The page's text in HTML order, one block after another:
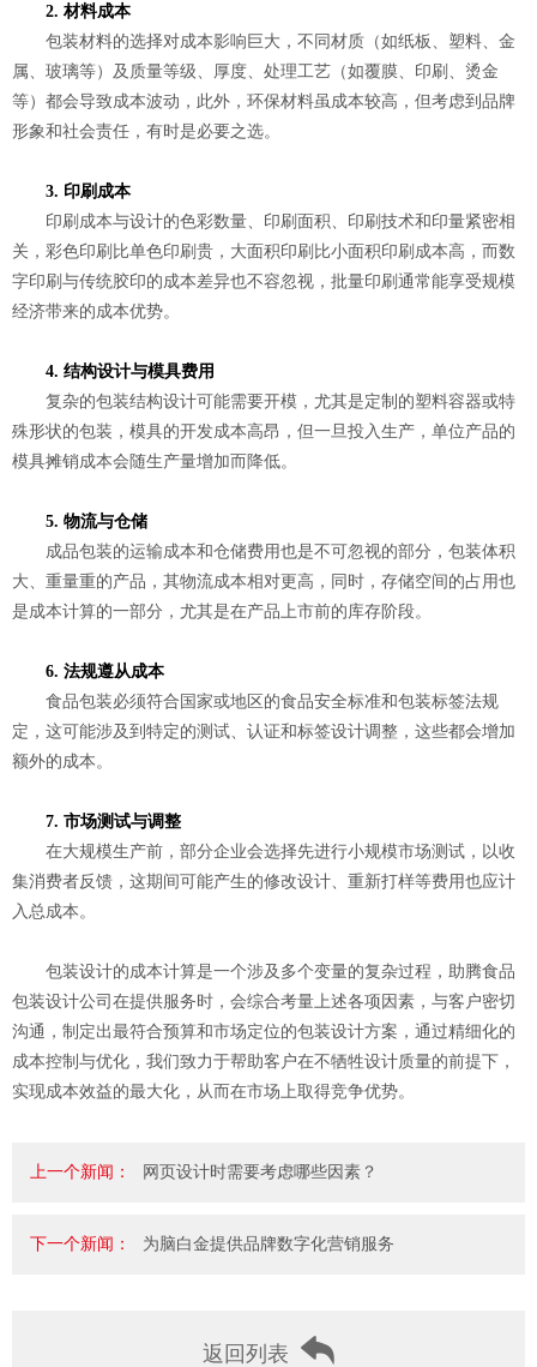
2. 材料成本
包装材料的选择对成本影响巨大，不同材质（如纸板、塑料、金
属、玻璃等）及质量等级、厚度、处理工艺（如覆膜、印刷、烫金
等）都会导致成本波动，此外，环保材料虽成本较高，但考虑到品牌
形象和社会责任，有时是必要之选。
3. 印刷成本
印刷成本与设计的色彩数量、印刷面积、印刷技术和印量紧密相
关，彩色印刷比单色印刷贵，大面积印刷比小面积印刷成本高，而数
字印刷与传统胶印的成本差异也不容忽视，批量印刷通常能享受规模
经济带来的成本优势。
4. 结构设计与模具费用
复杂的包装结构设计可能需要开模，尤其是定制的塑料容器或特
殊形状的包装，模具的开发成本高昂，但一旦投入生产，单位产品的
模具摊销成本会随生产量增加而降低。
5. 物流与仓储
成品包装的运输成本和仓储费用也是不可忽视的部分，包装体积
大、重量重的产品，其物流成本相对更高，同时，存储空间的占用也
是成本计算的一部分，尤其是在产品上市前的库存阶段。
6. 法规遵从成本
食品包装必须符合国家或地区的食品安全标准和包装标签法规
定，这可能涉及到特定的测试、认证和标签设计调整，这些都会增加
额外的成本。
7. 市场测试与调整
在大规模生产前，部分企业会选择先进行小规模市场测试，以收
集消费者反馈，这期间可能产生的修改设计、重新打样等费用也应计
入总成本。
包装设计的成本计算是一个涉及多个变量的复杂过程，助腾食品
包装设计公司在提供服务时，会综合考量上述各项因素，与客户密切
沟通，制定出最符合预算和市场定位的包装设计方案，通过精细化的
成本控制与优化，我们致力于帮助客户在不牺牲设计质量的前提下，
实现成本效益的最大化，从而在市场上取得竞争优势。
上一个新闻： 网页设计时需要考虑哪些因素？
下一个新闻： 为脑白金提供品牌数字化营销服务
返回列表